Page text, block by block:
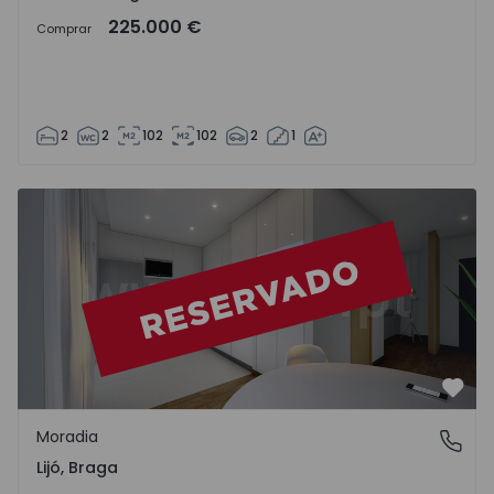
Comprar 225.000 €
2 2 102 102 2 1
Lijó, Braga
Moradia
Lijó, Braga